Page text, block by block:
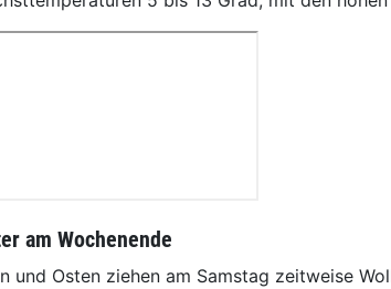
am Wochenende
und Osten ziehen am Samstag zeitweise